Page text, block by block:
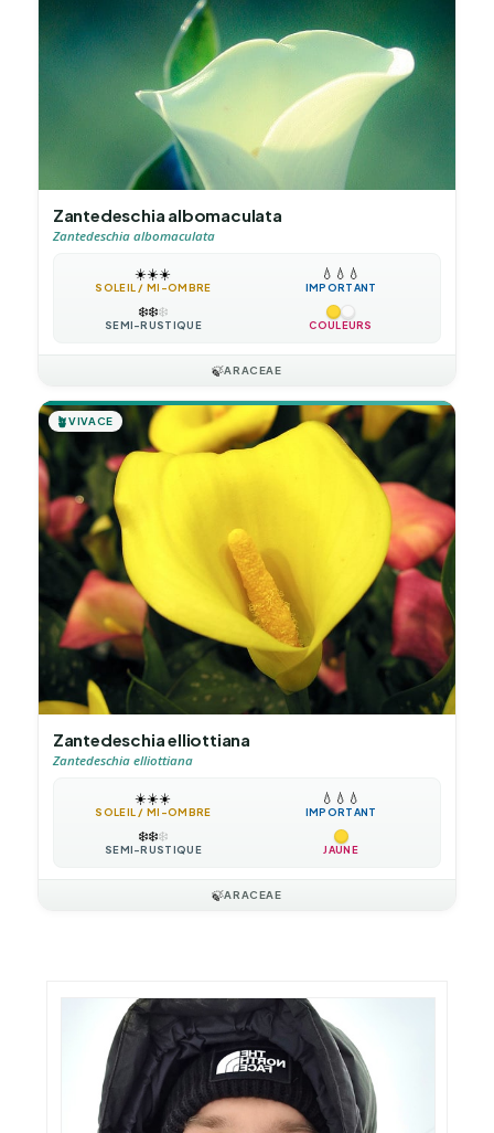
Zantedeschia albomaculata
Zantedeschia albomaculata
☀️☀️☀️
SOLEIL / MI-OMBRE
💧 💧 💧
IMPORTANT
❄️❄️❄️
SEMI-RUSTIQUE COULEURS
🍃ARACEAE
🪴VIVACE
Zantedeschia elliottiana
Zantedeschia elliottiana
☀️☀️☀️
SOLEIL / MI-OMBRE
💧 💧 💧
IMPORTANT
❄️❄️❄️
SEMI-RUSTIQUE JAUNE
🍃ARACEAE